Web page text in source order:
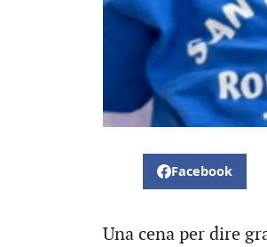
Facebook
Una cena per dire